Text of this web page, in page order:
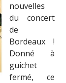
nouvelles
du concert
de
Bordeaux !
Donné à
guichet
fermé, ce